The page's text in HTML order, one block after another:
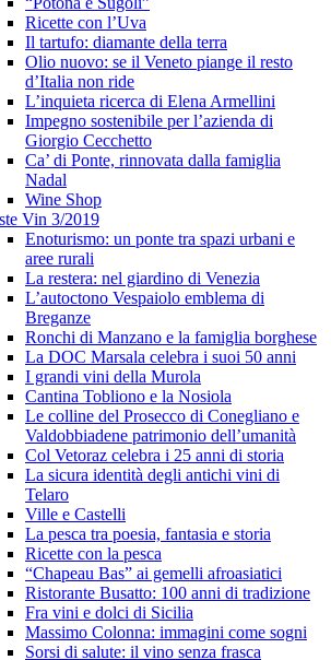
Ricette con l’Uva
Il tartufo: diamante della terra
Olio nuovo: se il Veneto piange il resto
d’Italia non ride
L’inquieta ricerca di Elena Armellini
Impegno sostenibile per l’azienda di
Giorgio Cecchetto
Ca’ di Ponte, rinnovata dalla famiglia
Nadal
Wine Shop
Vin 3/2019
Enoturismo: un ponte tra spazi urbani e
aree rurali
La restera: nel giardino di Venezia
L’autoctono Vespaiolo emblema di
Breganze
Ronchi di Manzano e la famiglia borghese
La DOC Marsala celebra i suoi 50 anni
I grandi vini della Murola
Cantina Tobliono e la Nosiola
Le colline del Prosecco di Conegliano e
Valdobbiadene patrimonio dell’umanità
Col Vetoraz celebra i 25 anni di storia
La sicura identità degli antichi vini di
Telaro
Ville e Castelli
La pesca tra poesia, fantasia e storia
Ricette con la pesca
“Chapeau Bas” ai gemelli afroasiatici
Ristorante Busatto: 100 anni di tradizione
Fra vini e dolci di Sicilia
Massimo Colonna: immagini come sogni
Sorsi di salute: il vino senza frasca